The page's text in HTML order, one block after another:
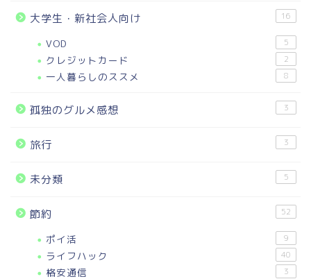
大学生・新社会人向け 16
VOD 5
クレジットカード 2
一人暮らしのススメ 8
孤独のグルメ感想 3
旅行 3
未分類 5
節約 52
ポイ活 9
ライフハック 40
格安通信 3